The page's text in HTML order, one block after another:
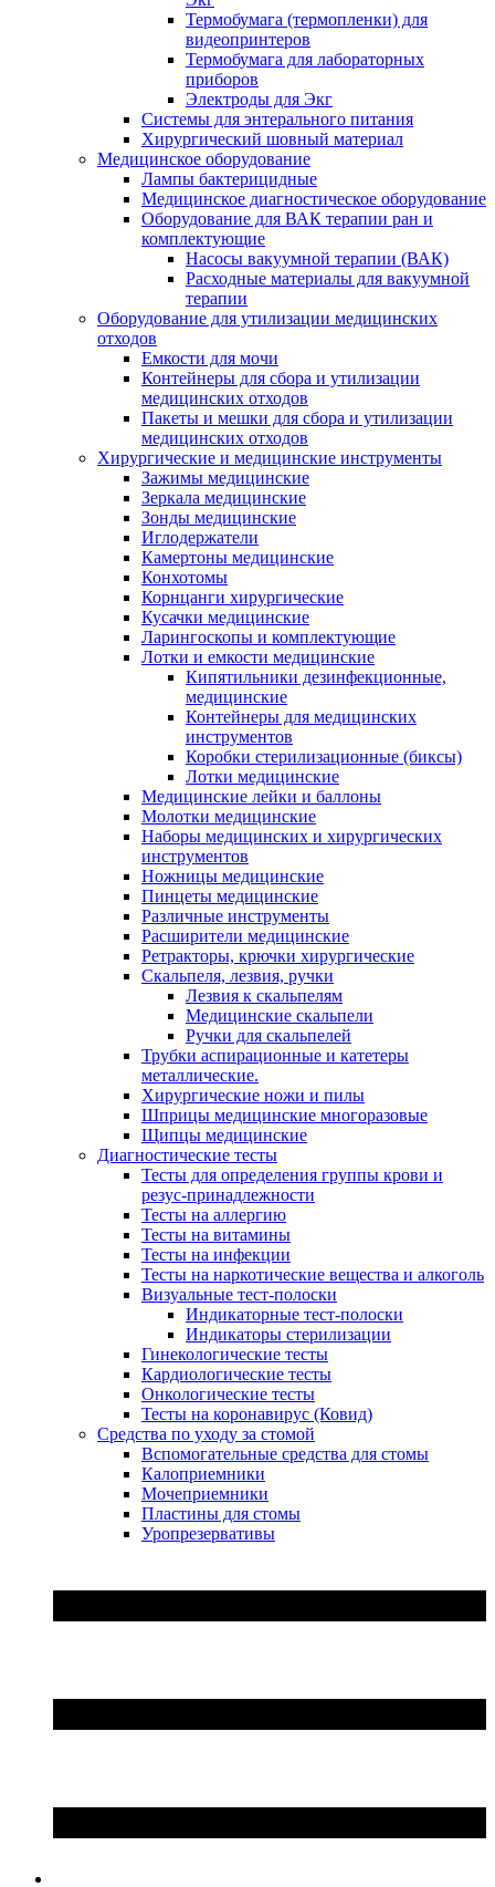
Термобумага (термопленки) для
видеопринтеров
Термобумага для лабораторных
приборов
Электроды для Экг
Системы для энтерального питания
Хирургический шовный материал
Медицинское оборудование
Лампы бактерицидные
Медицинское диагностическое оборудование
Оборудование для ВАК терапии ран и
комплектующие
Насосы вакуумной терапии (ВАК)
Расходные материалы для вакуумной
терапии
Оборудование для утилизации медицинских
отходов
Емкости для мочи
Контейнеры для сбора и утилизации
медицинских отходов
Пакеты и мешки для сбора и утилизации
медицинских отходов
Хирургические и медицинские инструменты
Зажимы медицинские
Зеркала медицинские
Зонды медицинские
Иглодержатели
Камертоны медицинские
Конхотомы
Корнцанги хирургические
Кусачки медицинские
Ларингоскопы и комплектующие
Лотки и емкости медицинские
Кипятильники дезинфекционные,
медицинские
Контейнеры для медицинских
инструментов
Коробки стерилизационные (биксы)
Лотки медицинские
Медицинские лейки и баллоны
Молотки медицинские
Наборы медицинских и хирургических
инструментов
Ножницы медицинские
Пинцеты медицинские
Различные инструменты
Расширители медицинские
Ретракторы, крючки хирургические
Скальпеля, лезвия, ручки
Лезвия к скальпелям
Медицинские скальпели
Ручки для скальпелей
Трубки аспирационные и катетеры
металлические.
Хирургические ножи и пилы
Шприцы медицинские многоразовые
Щипцы медицинские
Диагностические тесты
Тесты для определения группы крови и
резус-принадлежности
Тесты на аллергию
Тесты на витамины
Тесты на инфекции
Тесты на наркотические вещества и алкоголь
Визуальные тест-полоски
Индикаторные тест-полоски
Индикаторы стерилизации
Гинекологические тесты
Кардиологические тесты
Онкологические тесты
Тесты на коронавирус (Ковид)
Средства по уходу за стомой
Вспомогательные средства для стомы
Калоприемники
Мочеприемники
Пластины для стомы
Уропрезервативы